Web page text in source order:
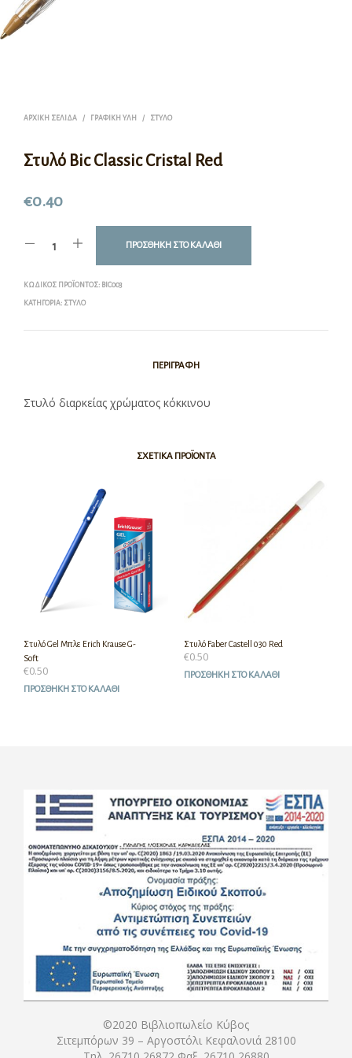
ΑΡΧΙΚΉ ΣΕΛΊΔΑ / ΓΡΑΦΙΚΉ ΎΛΗ / ΣΤΥΛΌ
Στυλό Bic Classic Cristal Red
€0.40
ΠΡΟΣΘΉΚΗ ΣΤΟ ΚΑΛΆΘΙ
ΚΩΔΙΚΌΣ ΠΡΟΪΌΝΤΟΣ: BIC003
ΚΑΤΗΓΟΡΊΑ: ΣΤΥΛΌ
ΠΕΡΙΓΡΑΦΉ
Στυλό διαρκείας χρώματος κόκκινου
ΣΧΕΤΙΚΆ ΠΡΟΪΌΝΤΑ
Στυλό Gel Μπλε Erich Krause G-
Soft
€0.50
ΠΡΟΣΘΉΚΗ ΣΤΟ ΚΑΛΆΘΙ
Στυλό Faber Castell 030 Red
€0.50
ΠΡΟΣΘΉΚΗ ΣΤΟ ΚΑΛΆΘΙ
©2020 Βιβλιοπωλείο Κύβος
Σιτεμπόρων 39 – Αργοστόλι Κεφαλονιά 28100